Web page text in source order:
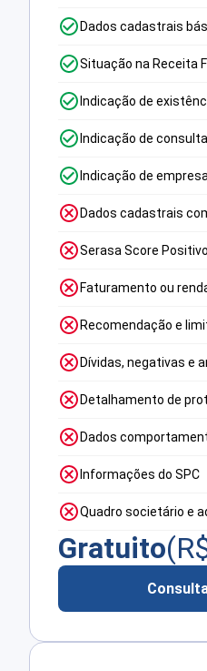
Dados cadastrais
Situação na Receita
Indicação de
Indicação de
Indicação de
Dados cadastrais
Serasa Score Positivo
Faturamento ou
Recomendação e
Dívidas, negativas e
Detalhamento de
Dados
Informações do SPC
Quadro societário e
Gratuito